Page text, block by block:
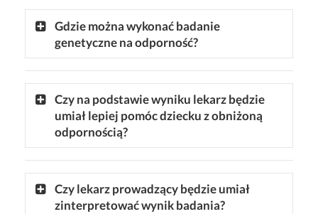
Gdzie można wykonać badanie
genetyczne na odporność?
Czy na podstawie wyniku lekarz będzie
umiał lepiej pomóc dziecku z obniżoną
odpornością?
Czy lekarz prowadzący będzie umiał
zinterpretować wynik badania?